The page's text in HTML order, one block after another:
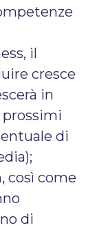
il
cresce
in
prossimi
di
così come
di